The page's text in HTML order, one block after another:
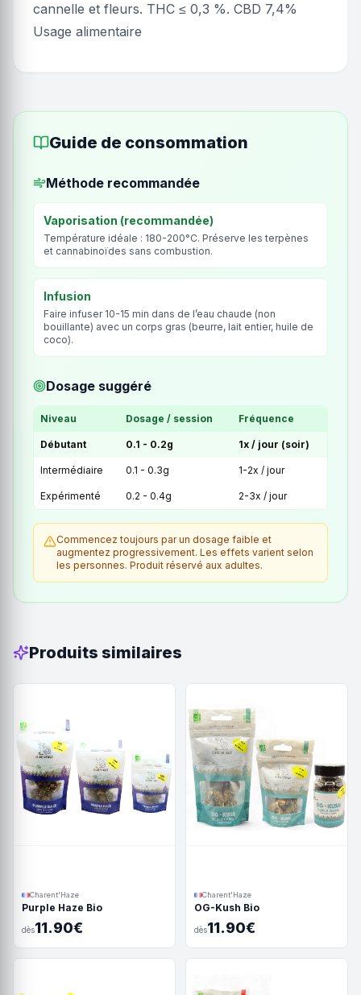
cannelle et fleurs. THC ≤ 0,3 %. CBD 7,4%
Usage alimentaire
Guide de consommation
Méthode recommandée
Vaporisation (recommandée)
Température idéale : 180-200°C. Préserve les terpènes
et cannabinoïdes sans combustion.
Infusion
Faire infuser 10-15 min dans de l’eau chaude (non
bouillante) avec un corps gras (beurre, lait entier, huile de
coco).
Dosage suggéré
Niveau Dosage / session Fréquence
Débutant 0.1 - 0.2g 1x / jour (soir)
Intermédiaire 0.1 - 0.3g 1-2x / jour
Expérimenté 0.2 - 0.4g 2-3x / jour
Commencez toujours par un dosage faible et
augmentez progressivement. Les effets varient selon
les personnes. Produit réservé aux adultes.
Produits similaires
Charent'Haze
Purple Haze Bio
dès11.90€
Charent'Haze
OG-Kush Bio
dès11.90€